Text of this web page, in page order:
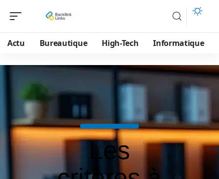
Actu Bureautique High-Tech Informatique
Les